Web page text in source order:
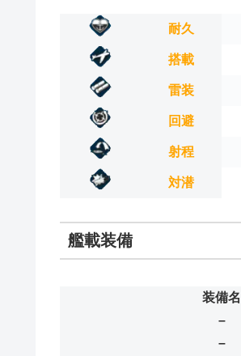
耐久
搭載
雷装
回避
射程
対潜
艦載装備
装備名
–
–